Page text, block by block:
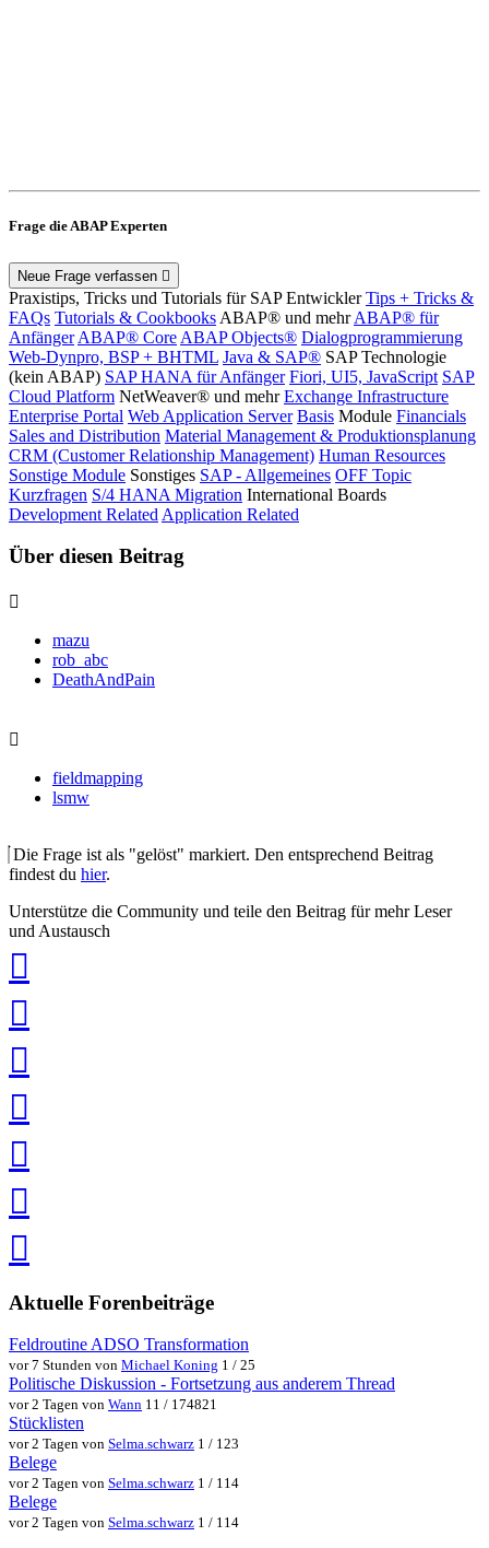
Frage die ABAP Experten
Neue Frage verfassen
Praxistips, Tricks und Tutorials für SAP Entwickler Tips + Tricks &
FAQs Tutorials & Cookbooks ABAP® und mehr ABAP® für
Anfänger ABAP® Core ABAP Objects® Dialogprogrammierung
Web-Dynpro, BSP + BHTML Java & SAP® SAP Technologie
(kein ABAP) SAP HANA für Anfänger Fiori, UI5, JavaScript SAP
Cloud Platform NetWeaver® und mehr Exchange Infrastructure
Enterprise Portal Web Application Server Basis Module Financials
Sales and Distribution Material Management & Produktionsplanung
CRM (Customer Relationship Management) Human Resources
Sonstige Module Sonstiges SAP - Allgemeines OFF Topic
Kurzfragen S/4 HANA Migration International Boards
Development Related Application Related
Über diesen Beitrag
mazu
rob_abc
DeathAndPain
fieldmapping
lsmw
Die Frage ist als "gelöst" markiert. Den entsprechend Beitrag
findest du hier.
Unterstütze die Community und teile den Beitrag für mehr Leser
und Austausch
teilen
teilen
teilen
teilen
speichern
via
teilenteilen
Aktuelle Forenbeiträge
Feldroutine ADSO Transformation
vor 7 Stunden von Michael Koning 1 / 25
Politische Diskussion - Fortsetzung aus anderem Thread
vor 2 Tagen von Wann 11 / 174821
Stücklisten
vor 2 Tagen von Selma.schwarz 1 / 123
Belege
vor 2 Tagen von Selma.schwarz 1 / 114
Belege
vor 2 Tagen von Selma.schwarz 1 / 114